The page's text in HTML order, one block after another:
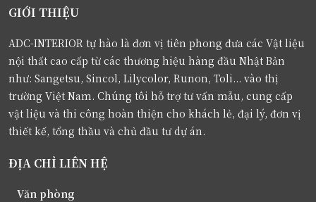
GIỚI THIỆU
ADC-INTERIOR tự hào là đơn vị tiên phong đưa các Vật liệu
nội thất cao cấp từ các thương hiệu hàng đầu Nhật Bản
như: Sangetsu, Sincol, Lilycolor, Runon, Toli... vào thị
trường Việt Nam. Chúng tôi hỗ trợ tư vấn mẫu, cung cấp
vật liệu và thi công hoàn thiện cho khách lẻ, đại lý, đơn vị
thiết kế, tổng thầu và chủ đầu tư dự án.
ĐỊA CHỈ LIÊN HỆ
Văn phòng